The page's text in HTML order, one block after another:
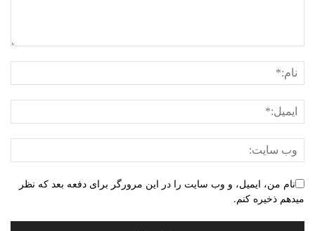
نام من، ایمیل، و وب سایت را در این مرورگر برای دفعه بعد که نظر
میدهم ذخیره کنم.